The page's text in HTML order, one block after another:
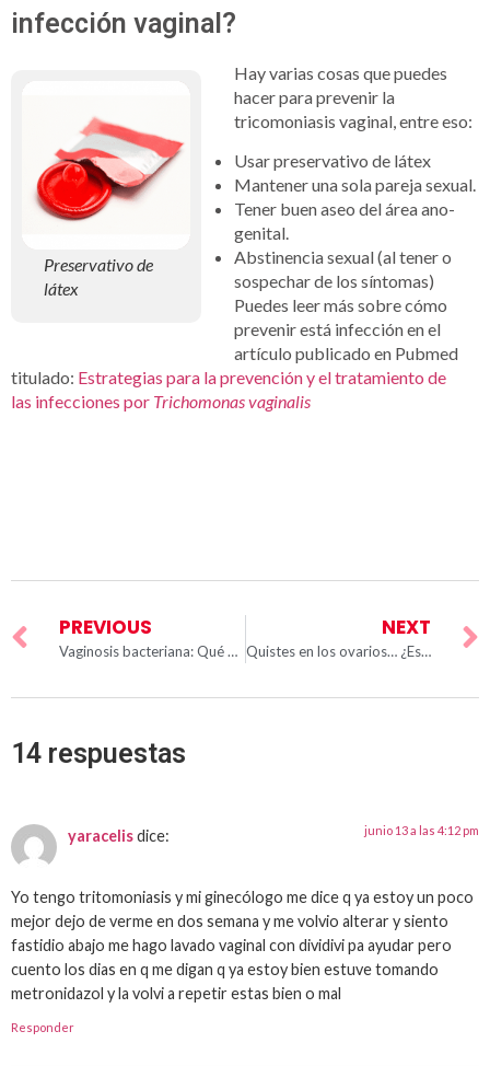
infección vaginal?
Preservativo de
látex
Hay varias cosas que puedes
hacer para prevenir la
tricomoniasis vaginal, entre eso:
Usar preservativo de látex
Mantener una sola pareja sexual.
Tener buen aseo del área ano-
genital.
Abstinencia sexual (al tener o
sospechar de los síntomas)
Puedes leer más sobre cómo
prevenir está infección en el
artículo publicado en Pubmed
titulado: Estrategias para la prevención y el tratamiento de
las infecciones por Trichomonas vaginalis
PREVIOUS
Vaginosis bacteriana: Qué es y cómo tratarla.
NEXT
Quistes en los ovarios… ¿Es malo tenerlos?
14 respuestas
yaracelisdice: junio 13 a las 4:12 pm
Yo tengo tritomoniasis y mi ginecólogo me dice q ya estoy un poco
mejor dejo de verme en dos semana y me volvio alterar y siento
fastidio abajo me hago lavado vaginal con dividivi pa ayudar pero
cuento los dias en q me digan q ya estoy bien estuve tomando
metronidazol y la volvi a repetir estas bien o mal
Responder